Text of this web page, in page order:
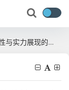
特展示舞台及展示方法